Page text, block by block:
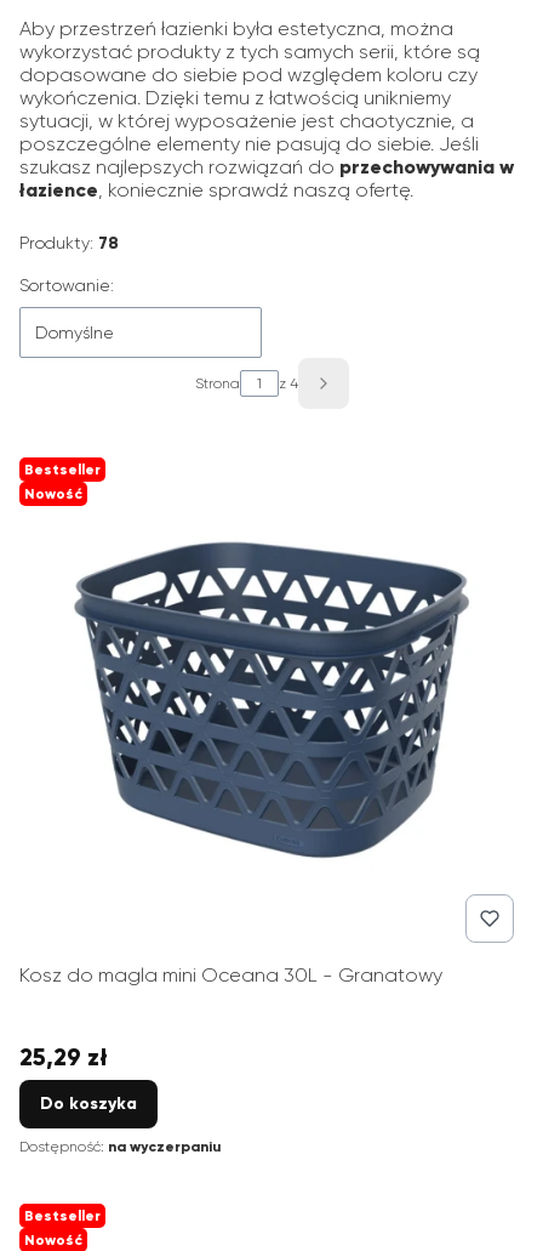
Aby przestrzeń łazienki była estetyczna, można
wykorzystać produkty z tych samych serii, które są
dopasowane do siebie pod względem koloru czy
wykończenia. Dzięki temu z łatwością unikniemy
sytuacji, w której wyposażenie jest chaotycznie, a
poszczególne elementy nie pasują do siebie. Jeśli
szukasz najlepszych rozwiązań do przechowywania w
łazience, koniecznie sprawdź naszą ofertę.
Produkty: 78
Lista produktów
Sortowanie:
Domyślne
Strona z 4
Bestseller
Nowość
Kosz do magla mini Oceana 30L - Granatowy
Cena
25,29 zł
Do koszyka
Dostępność: na wyczerpaniu
Bestseller
Nowość